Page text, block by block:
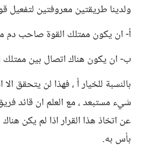
ولدينا طريقتين معروفتين لتفعيل
أ- ان يكون ممتلك القوة صاحب دم
ب- ان يكون هناك اتصال بين ممتلك
بالنسبة للخيار أ ، فهذا لن يتحقق الا
شيء مستبعد ، مع العلم ان قائد
عن اتخاذ هذا القرار اذا لم يكن
بأس به.